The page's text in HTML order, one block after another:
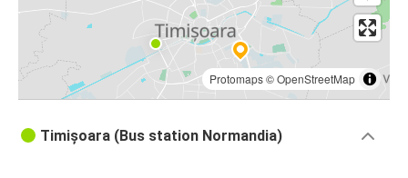
Protomaps©OpenStreetMap
Timișoara (Bus station Normandia)